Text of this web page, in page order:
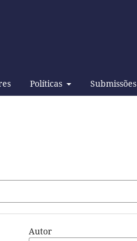
Políticas Submissões
Autor